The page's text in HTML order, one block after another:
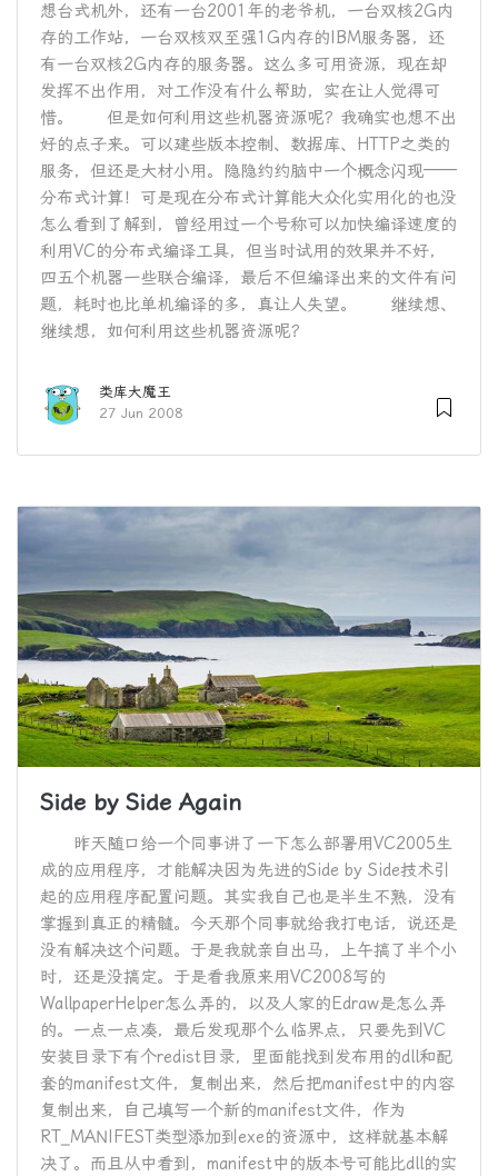
想台式机外，还有一台2001年的老爷机，一台双核2G内
存的工作站，一台双核双至强1G内存的IBM服务器，还
有一台双核2G内存的服务器。这么多可用资源，现在却
发挥不出作用，对工作没有什么帮助，实在让人觉得可
惜。 但是如何利用这些机器资源呢？我确实也想不出
好的点子来。可以建些版本控制、数据库、HTTP之类的
服务，但还是大材小用。隐隐约约脑中一个概念闪现——
分布式计算！可是现在分布式计算能大众化实用化的也没
怎么看到了解到，曾经用过一个号称可以加快编译速度的
利用VC的分布式编译工具，但当时试用的效果并不好，
四五个机器一些联合编译，最后不但编译出来的文件有问
题，耗时也比单机编译的多，真让人失望。 继续想、
继续想，如何利用这些机器资源呢？
类库大魔王
27 Jun 2008
Side by Side Again
昨天随口给一个同事讲了一下怎么部署用VC2005生
成的应用程序，才能解决因为先进的Side by Side技术引
起的应用程序配置问题。其实我自己也是半生不熟，没有
掌握到真正的精髓。今天那个同事就给我打电话，说还是
没有解决这个问题。于是我就亲自出马，上午搞了半个小
时，还是没搞定。于是看我原来用VC2008写的
WallpaperHelper怎么弄的，以及人家的Edraw是怎么弄
的。一点一点凑，最后发现那个么临界点，只要先到VC
安装目录下有个redist目录，里面能找到发布用的dll和配
套的manifest文件，复制出来，然后把manifest中的内容
复制出来，自己填写一个新的manifest文件，作为
RT_MANIFEST类型添加到exe的资源中，这样就基本解
决了。而且从中看到，manifest中的版本号可能比dll的实